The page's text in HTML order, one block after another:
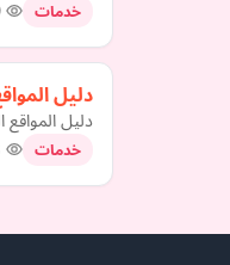
خدمات
دليل
دليل المواقع
خدمات